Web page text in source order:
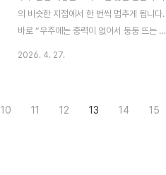
느껴지기 때문입니다.저는 이런 주제가 참 좋
습니다. 처음엔 정말 ..
의 비슷한 지점에서 한 번씩 멈추게 됩니다.
바로 “우주에는 중력이 없어서 둥둥 뜨는 거
이 없는 것처럼 느껴지기 때문입니다. 바닥도
2026. 4. 27.
10 11 12 13 14 15